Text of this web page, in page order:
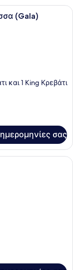
ξενοδοχείου με δύο
(Gala)
και 1 King Κρεβάτι
σας
ξενοδοχείου με ένα